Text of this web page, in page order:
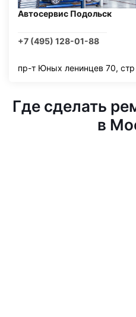
Автосервис Подольск
+7 (495) 128-01-88
пр-т Юных ленинцев 70,
Где сделать
в